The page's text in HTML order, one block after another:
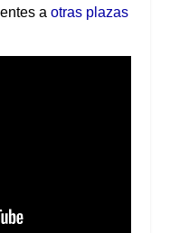
a otras plazas